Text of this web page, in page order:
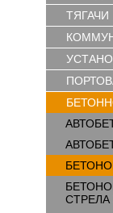
ТЯГАЧИ
СТРЕЛА